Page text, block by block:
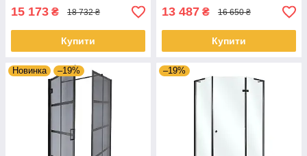
15 173 ₴ 18 732 ₴
Купити
13 487 ₴ 16 650 ₴
Купити
Новинка –19% –19%